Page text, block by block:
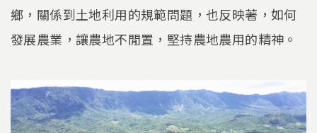
鄉，關係到土地利用的規範問題，也反映著，如何
發展農業，讓農地不閒置，堅持農地農用的精神。